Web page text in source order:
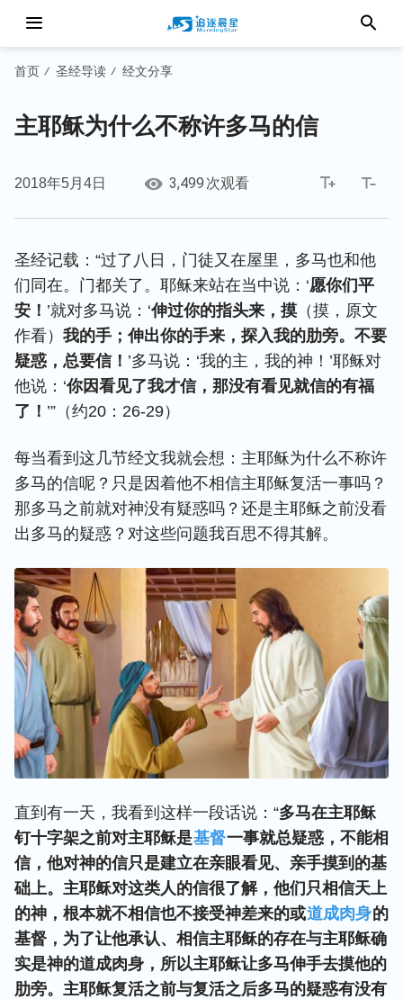
首页 / 圣经导读 / 经文分享
主耶稣为什么不称许多马的信
2018年5月4日 3,499 次观看
圣经记载：“过了八日，门徒又在屋里，多马也和他
们同在。门都关了。耶稣来站在当中说：‘愿你们平
安！ ’就对多马说：‘伸过你的指头来，摸 （摸，原文
作看） 我的手；伸出你的手来，探入我的肋旁。不要
疑惑，总要信！ ’多马说：‘我的主，我的神！’耶稣对
他说：‘你因看见了我才信，那没有看见就信的有福
了！ ’”（约20：26-29）
每当看到这几节经文我就会想：主耶稣为什么不称许
多马的信呢？只是因着他不相信主耶稣复活一事吗？
那多马之前就对神没有疑惑吗？还是主耶稣之前没看
出多马的疑惑？对这些问题我百思不得其解。
直到有一天，我看到这样一段话说：“多马在主耶稣
钉十字架之前对主耶稣是基督一事就总疑惑，不能相
信，他对神的信只是建立在亲眼看见、亲手摸到的基
础上。主耶稣对这类人的信很了解，他们只相信天上
的神，根本就不相信也不接受神差来的或道成肉身的
基督，为了让他承认、相信主耶稣的存在与主耶稣确
实是神的道成肉身，所以主耶稣让多马伸手去摸他的
肋旁。主耶稣复活之前与复活之后多马的疑惑有没有